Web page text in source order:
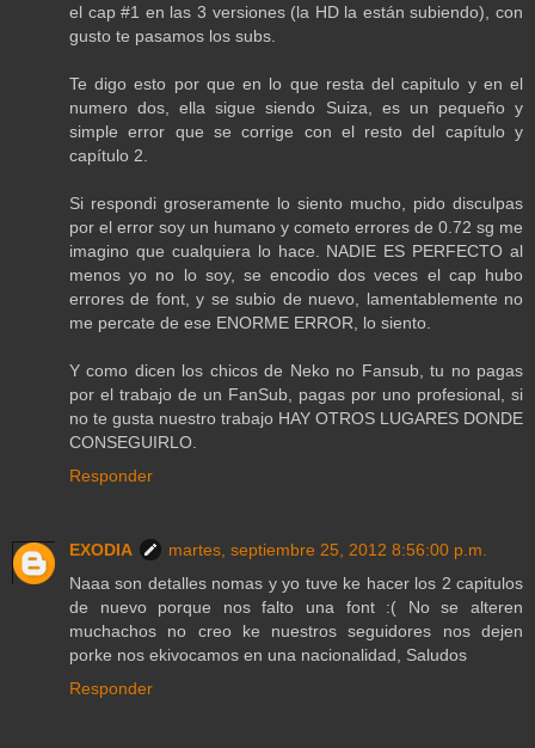
el cap #1 en las 3 versiones (la HD la están subiendo), con
gusto te pasamos los subs.
Te digo esto por que en lo que resta del capitulo y en el
numero dos, ella sigue siendo Suiza, es un pequeño y
simple error que se corrige con el resto del capítulo y
capítulo 2.
Si respondi groseramente lo siento mucho, pido disculpas
por el error soy un humano y cometo errores de 0.72 sg me
imagino que cualquiera lo hace. NADIE ES PERFECTO al
menos yo no lo soy, se encodio dos veces el cap hubo
errores de font, y se subio de nuevo, lamentablemente no
me percate de ese ENORME ERROR, lo siento.
Y como dicen los chicos de Neko no Fansub, tu no pagas
por el trabajo de un FanSub, pagas por uno profesional, si
no te gusta nuestro trabajo HAY OTROS LUGARES DONDE
CONSEGUIRLO.
Responder
EXODIA
martes, septiembre 25, 2012 8:56:00 p.m.
Naaa son detalles nomas y yo tuve ke hacer los 2 capitulos
de nuevo porque nos falto una font :( No se alteren
muchachos no creo ke nuestros seguidores nos dejen
porke nos ekivocamos en una nacionalidad, Saludos
Responder